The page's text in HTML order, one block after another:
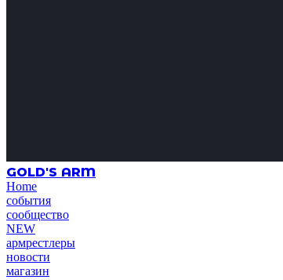
GOLD'S ARM
Home
события
сообщество
NEW
армрестлеры
новости
магазин